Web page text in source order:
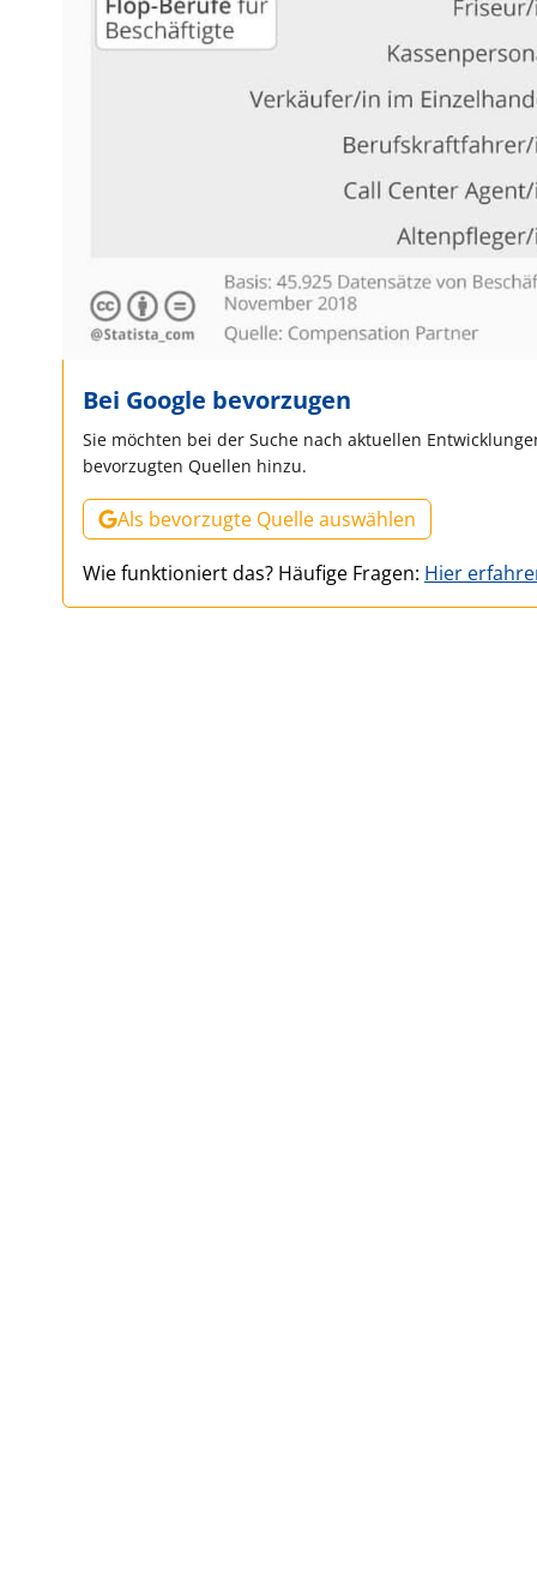
Bei Google bevorzugen
Sie möchten bei der Suche nach aktuellen
bevorzugten Quellen hinzu.
Als bevorzugte Quelle auswählen
Wie funktioniert das? Häufige Fragen: Hier